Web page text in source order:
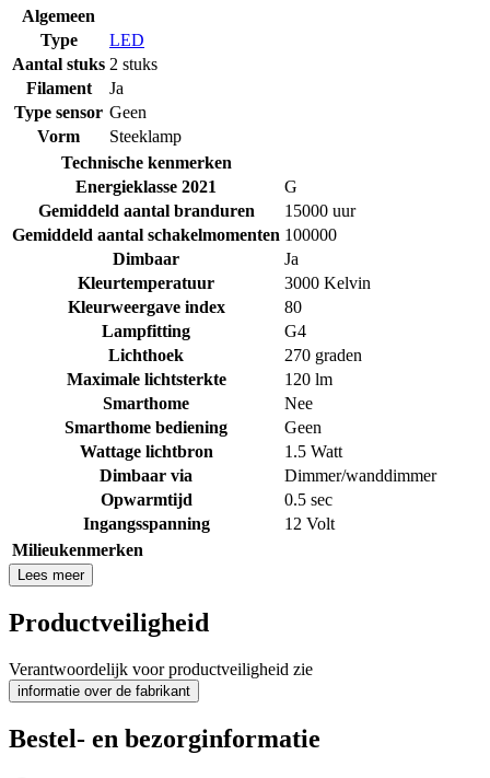
Algemeen
Type
LED
Aantal stuks 2 stuks
Filament
Ja
Type sensor Geen
Vorm
Steeklamp
Technische kenmerken
Energieklasse 2021
G
Gemiddeld aantal branduren
15000 uur
Gemiddeld aantal schakelmomenten 100000
Dimbaar
Ja
Kleurtemperatuur
3000 Kelvin
Kleurweergave index
80
Lampfitting
G4
Lichthoek
270 graden
Maximale lichtsterkte
120 lm
Smarthome
Nee
Smarthome bediening
Geen
Wattage lichtbron
1.5 Watt
Dimbaar via
Dimmer/wanddimmer
Opwarmtijd
0.5 sec
Ingangsspanning
12 Volt
Milieukenmerken
Lees meer
Productveiligheid
Verantwoordelijk voor productveiligheid zie
informatie over de fabrikant
Bestel- en bezorginformatie